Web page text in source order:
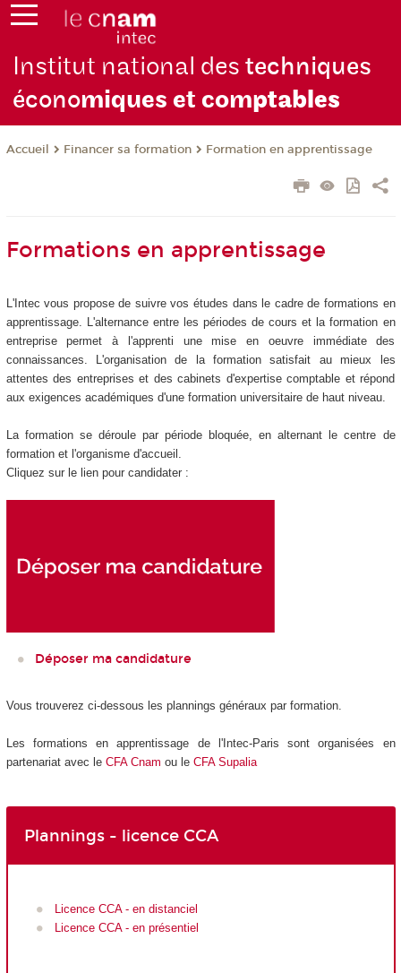
Institut national destechniques
économiques et comptables
Accueil Financer sa formation Formation en apprentissage
Formations en apprentissage
L'Intec vous propose de suivre vos études dans le cadre de formations en
apprentissage. L'alternance entre les périodes de cours et la formation en
entreprise permet à l'apprenti une mise en oeuvre immédiate des
connaissances. L'organisation de la formation satisfait au mieux les
attentes des entreprises et des cabinets d'expertise comptable et répond
aux exigences académiques d'une formation universitaire de haut niveau.
La formation se déroule par période bloquée, en alternant le centre de
formation et l'organisme d'accueil.
Cliquez sur le lien pour candidater :
Déposer ma candidature
Vous trouverez ci-dessous les plannings généraux par formation.
Les formations en apprentissage de l'Intec-Paris sont organisées en
partenariat avec le CFA Cnam ou le CFA Supalia
Plannings - licence CCA
Licence CCA - en distanciel
Licence CCA - en présentiel